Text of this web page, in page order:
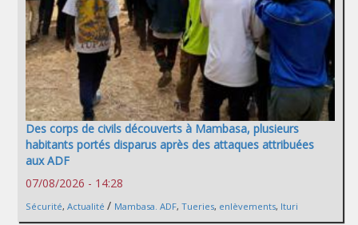
Des corps de civils découverts à Mambasa, plusieurs
habitants portés disparus après des attaques attribuées
aux ADF
07/08/2026 - 14:28
Sécurité, Actualité / Mambasa. ADF, Tueries, enlèvements, Ituri